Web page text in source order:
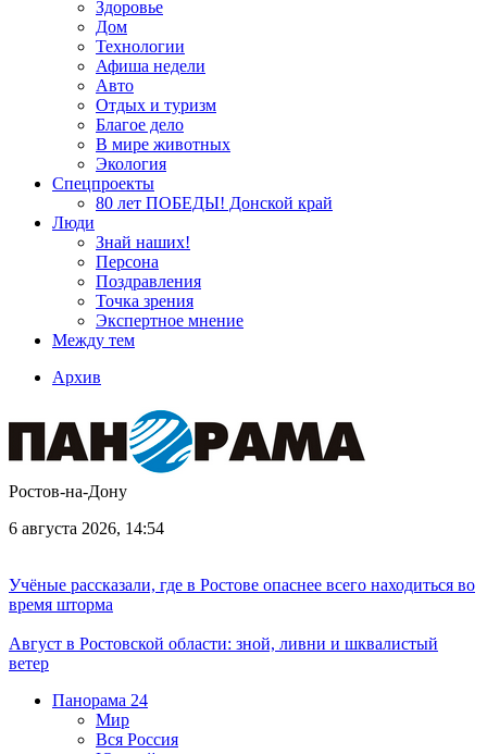
Здоровье
Дом
Технологии
Афиша недели
Авто
Отдых и туризм
Благое дело
В мире животных
Экология
Спецпроекты
80 лет ПОБЕДЫ! Донской край
Люди
Знай наших!
Персона
Поздравления
Точка зрения
Экспертное мнение
Между тем
Архив
Ростов-на-Дону
6 августа 2026, 14:54
Учёные рассказали, где в Ростове опаснее всего находиться во
время шторма
Август в Ростовской области: зной, ливни и шквалистый
ветер
Панорама 24
Мир
Вся Россия